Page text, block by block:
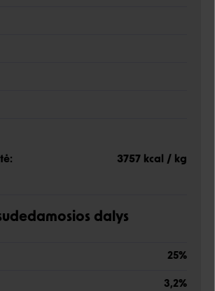
3757 kcal / kg
dalys
25%
3,2%